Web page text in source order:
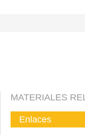
MATERIALES
Enlaces